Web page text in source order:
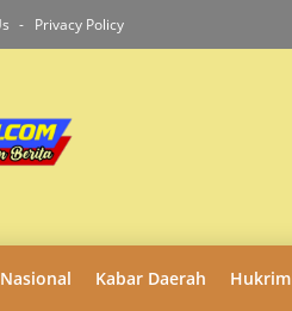
Privacy Policy
Nasional Kabar Daerah Hukrim